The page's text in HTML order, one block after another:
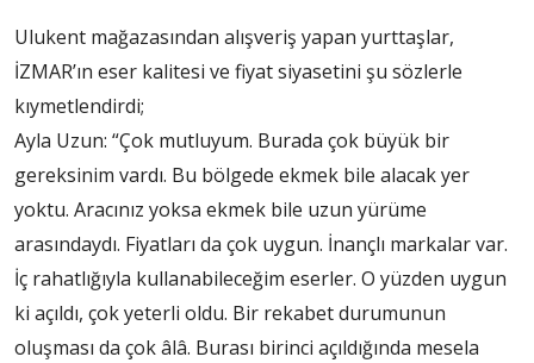
Ulukent mağazasından alışveriş yapan yurttaşlar,
İZMAR’ın eser kalitesi ve fiyat siyasetini şu sözlerle
kıymetlendirdi;
Ayla Uzun: “Çok mutluyum. Burada çok büyük bir
gereksinim vardı. Bu bölgede ekmek bile alacak yer
yoktu. Aracınız yoksa ekmek bile uzun yürüme
arasındaydı. Fiyatları da çok uygun. İnançlı markalar var.
İç rahatlığıyla kullanabileceğim eserler. O yüzden uygun
ki açıldı, çok yeterli oldu. Bir rekabet durumunun
oluşması da çok âlâ. Burası birinci açıldığında mesela